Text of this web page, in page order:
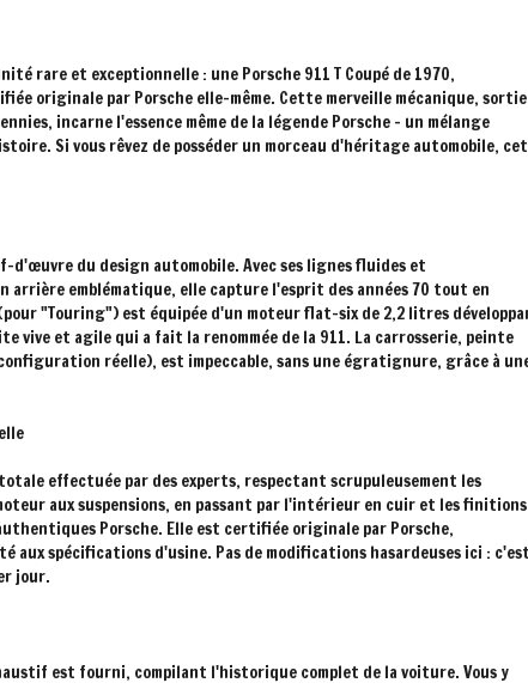
rare et exceptionnelle : une Porsche 911 T Coupé de 1970,
originale par Porsche elle-même. Cette merveille mécanique, sortie
incarne l'essence même de la légende Porsche – un mélange
Si vous rêvez de posséder un morceau d'héritage automobile,
d'œuvre du design automobile. Avec ses lignes fluides et
arrière emblématique, elle capture l'esprit des années 70 tout en
"Touring") est équipée d'un moteur flat-six de 2,2 litres
vive et agile qui a fait la renommée de la 911. La carrosserie, peinte
réelle), est impeccable, sans une égratignure, grâce à
effectuée par des experts, respectant scrupuleusement les
aux suspensions, en passant par l'intérieur en cuir et les finitions
Porsche. Elle est certifiée originale par Porsche,
spécifications d'usine. Pas de modifications hasardeuses ici : c'est
jour.
est fourni, compilant l'historique complet de la voiture. Vous y